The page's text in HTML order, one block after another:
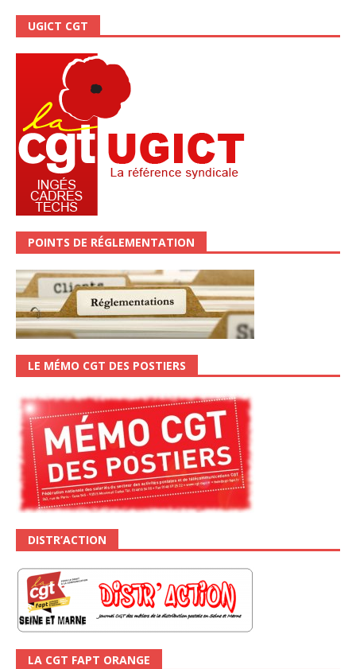
UGICT CGT
POINTS DE RÉGLEMENTATION
LE MÉMO CGT DES POSTIERS
DISTR’ACTION
LA CGT FAPT ORANGE